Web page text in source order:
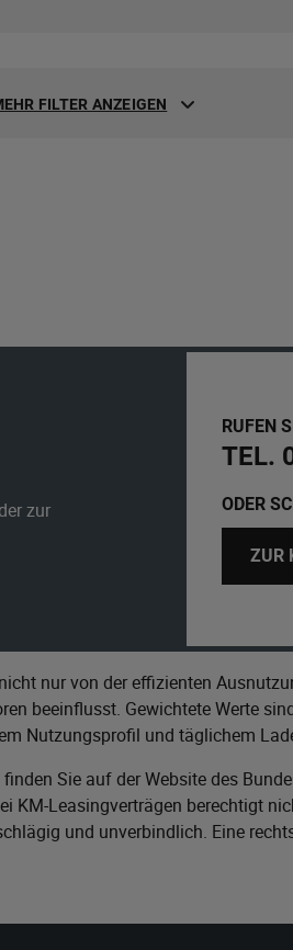
FILTER ANZEIGEN
zur
RUFEN
TEL.
ODER
ZUR
nur von der effizienten
beeinflusst. Gewichtete Werte
Nutzungsprofil und täglichem
Sie auf der Website des
Leasingverträgen berechtigt
und unverbindlich. Eine